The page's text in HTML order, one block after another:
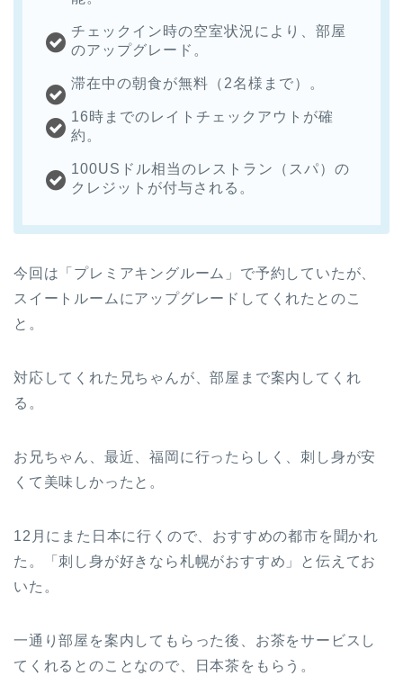
チェックイン時の空室状況により、部屋
のアップグレード。
滞在中の朝食が無料（2名様まで）。
16時までのレイトチェックアウトが確
約。
100USドル相当のレストラン（スパ）の
クレジットが付与される。
今回は「プレミアキングルーム」で予約していたが、
スイートルームにアップグレードしてくれたとのこ
と。
対応してくれた兄ちゃんが、部屋まで案内してくれ
る。
お兄ちゃん、最近、福岡に行ったらしく、刺し身が安
くて美味しかったと。
12月にまた日本に行くので、おすすめの都市を聞かれ
た。「刺し身が好きなら札幌がおすすめ」と伝えてお
いた。
一通り部屋を案内してもらった後、お茶をサービスし
てくれるとのことなので、日本茶をもらう。